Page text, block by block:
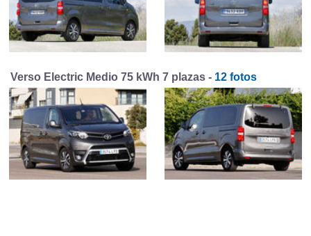
Verso Electric Medio 75 kWh 7 plazas - 12 fotos